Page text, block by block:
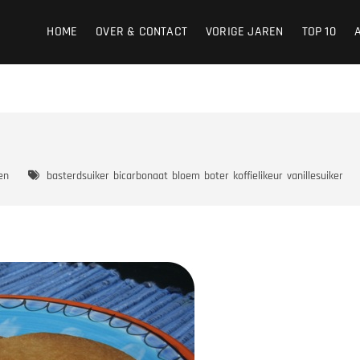
HOME OVER & CONTACT VORIGE JAREN TOP 10
basterdsuiker bicarbonaat bloem boter koffielikeur vanillesuiker